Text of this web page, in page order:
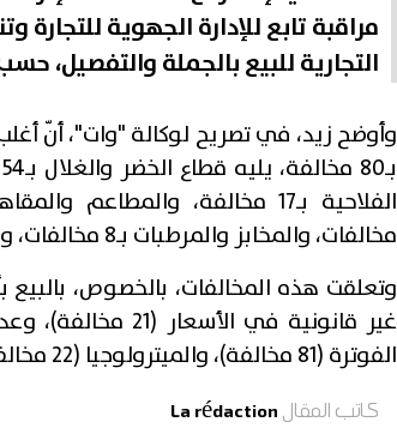
مراقبة تابع للإدارة الجهوية
التجارية للبيع بالجملة والتفصيل،
وأوضح زيد، في تصريح لوكالة "وات"، أنّ
مخالفات، والمخابز والمرطبات بـ8 مخالفات، وقطاع الاسماك بـ3 مخالفات.
الفوترة (81 مخالفة)، والميترولوجيا (22 مخالفة)، وإخفاء بضاعة (6 مخالفات).
كاتب المقال La rédaction